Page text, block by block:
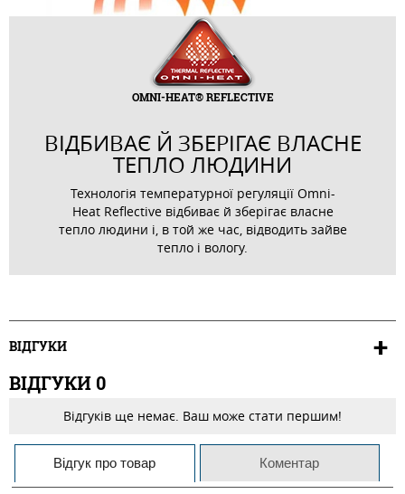
OMNI-HEAT® REFLECTIVE
ВІДБИВАЄ Й ЗБЕРІГАЄ ВЛАСНЕ
ТЕПЛО ЛЮДИНИ
Технологія температурної регуляції Omni-
Heat Reflective відбиває й зберігає власне
тепло людини і, в той же час, відводить зайве
тепло і вологу.
ВІДГУКИ
ВІДГУКИ 0
Відгуків ще немає. Ваш може стати першим!
Відгук про товар Коментар